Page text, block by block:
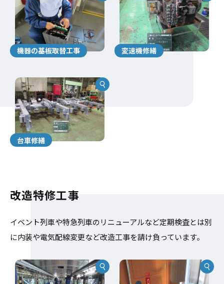
機器の基板取替工事 変速機修繕
台車修繕
改造特修工事
イベント列車や特急列車のリニューアルなど定期検査とは別
に内装や電気配線変更など改造工事を請け負っています。